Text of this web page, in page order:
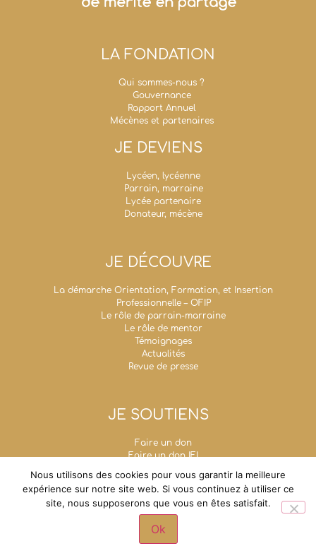
LA FONDATION
Qui sommes-nous ?
Gouvernance
Rapport Annuel
Mécènes et partenaires
JE DEVIENS
Lycéen, lycéenne
Parrain, marraine
Lycée partenaire
Donateur, mécène
JE DÉCOUVRE
La démarche Orientation, Formation, et Insertion
Professionnelle – OFIP
Le rôle de parrain-marraine
Le rôle de mentor
Témoignages
Actualités
Revue de presse
JE SOUTIENS
Faire un don
Faire un don IFI
Mécénat d’entreprise
Legs, donations et assurances-vie
Fondation Un Avenir Ensemble
Grande chancellerie de la Légion d'honneur - 1,
rue de Solférino - 75007 Paris
Nous utilisons des cookies pour vous garantir la meilleure
expérience sur notre site web. Si vous continuez à utiliser ce
site, nous supposerons que vous en êtes satisfait.
Ok